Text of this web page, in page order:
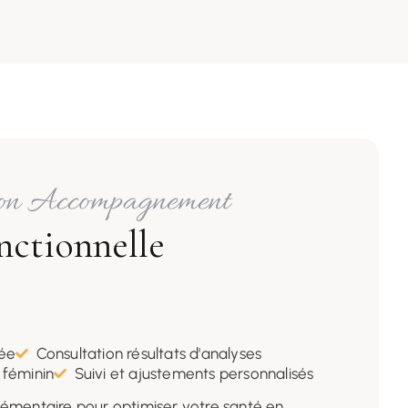
Accompagnement
Consultation résultats d'analyses
Suivi et ajustements personnalisés